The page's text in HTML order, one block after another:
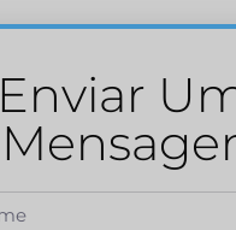
Enviar